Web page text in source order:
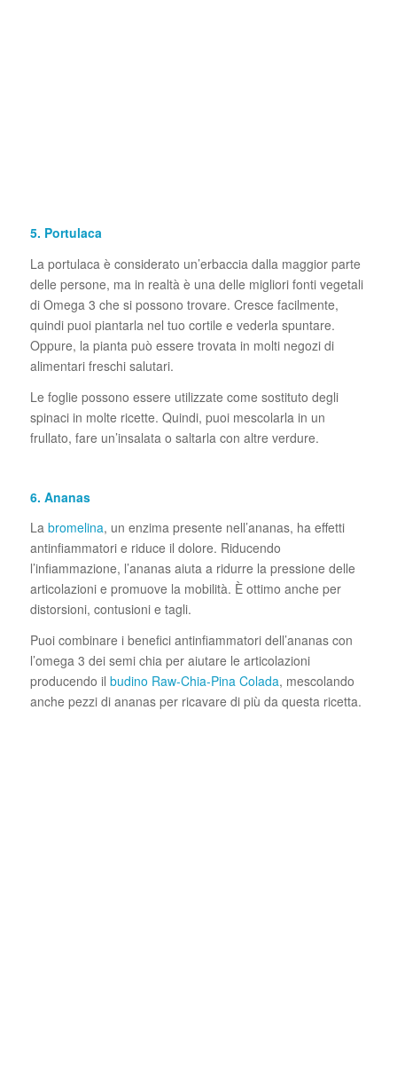
5. Portulaca
La portulaca è considerato un’erbaccia dalla maggior parte
delle persone, ma in realtà è una delle migliori fonti vegetali
di Omega 3 che si possono trovare. Cresce facilmente,
quindi puoi piantarla nel tuo cortile e vederla spuntare.
Oppure, la pianta può essere trovata in molti negozi di
alimentari freschi salutari.
Le foglie possono essere utilizzate come sostituto degli
spinaci in molte ricette. Quindi, puoi mescolarla in un
frullato, fare un’insalata o saltarla con altre verdure.
6. Ananas
La bromelina, un enzima presente nell’ananas, ha effetti
antinfiammatori e riduce il dolore. Riducendo
l’infiammazione, l’ananas aiuta a ridurre la pressione delle
articolazioni e promuove la mobilità. È ottimo anche per
distorsioni, contusioni e tagli.
Puoi combinare i benefici antinfiammatori dell’ananas con
l’omega 3 dei semi chia per aiutare le articolazioni
producendo il budino Raw-Chia-Pina Colada, mescolando
anche pezzi di ananas per ricavare di più da questa ricetta.